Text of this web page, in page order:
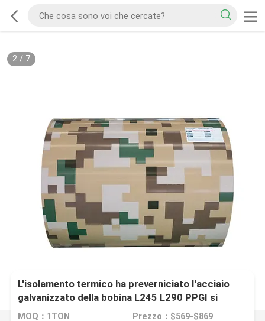
2/ 7
L'isolamento termico ha preverniciato l'acciaio
galvanizzato della bobina L245 L290 PPGI si
arrotola per il pannello di parete
MOQ：1TON Prezzo：$569-$869